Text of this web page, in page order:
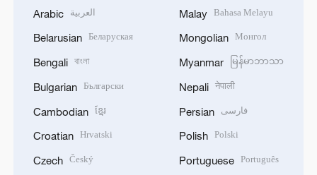
Arabic العربية
Belarusian Беларуская
Bengali বাংলা
Bulgarian Български
Cambodian ខ្មែរ
Croatian Hrvatski
Czech Český
Malay Bahasa Melayu
Mongolian Монгол
Myanmar မြန်မာဘာသာ
Nepali नेपाली
Persian فارسی
Polish Polski
Portuguese Português